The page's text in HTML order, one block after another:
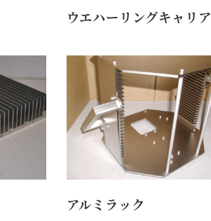
ウエハーリングキャリア
アルミラック